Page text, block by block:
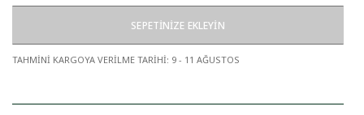
SEPETİNİZE EKLEYİN
TAHMİNİ KARGOYA VERİLME TARİHİ: 9 - 11 AĞUSTOS